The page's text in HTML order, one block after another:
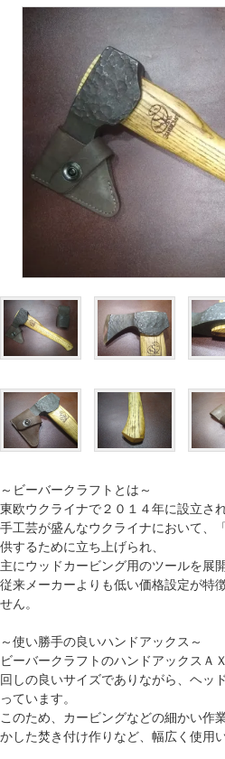
～ビーバークラフトとは～
東欧ウクライナで２０１４年に設立さ
手工芸が盛んなウクライナにおいて、
供するために立ち上げられ、
主にウッドカービング用のツールを展
従来メーカーよりも低い価格設定が特
せん。
～使い勝手の良いハンドアックス～
ビーバークラフトのハンドアックスＡ
回しの良いサイズでありながら、ヘッ
っています。
このため、カービングなどの細かい作
かした焚き付け作りなど、幅広く使用